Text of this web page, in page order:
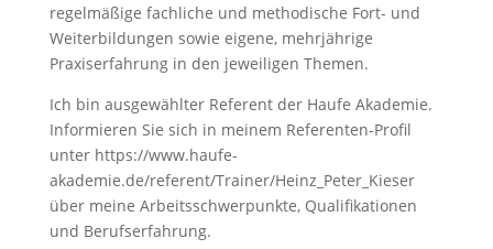
regelmäßige fachliche und methodische Fort- und
Weiterbildungen sowie eigene, mehrjährige
Praxiserfahrung in den jeweiligen Themen.
Ich bin ausgewählter Referent der Haufe Akademie.
Informieren Sie sich in meinem Referenten-Profil
unter https://www.haufe-
akademie.de/referent/Trainer/Heinz_Peter_Kieser
über meine Arbeitsschwerpunkte, Qualifikationen
und Berufserfahrung.